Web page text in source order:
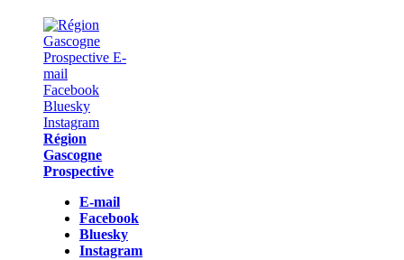
Région
Gascogne
Prospective
E-mail
Facebook
Bluesky
Instagram